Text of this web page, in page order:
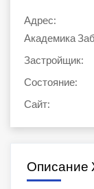
Адрес:
Академика
Застройщик:
Состояние:
Сайт: